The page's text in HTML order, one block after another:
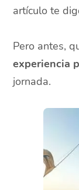
artículo te
Pero antes,
experiencia
jornada.